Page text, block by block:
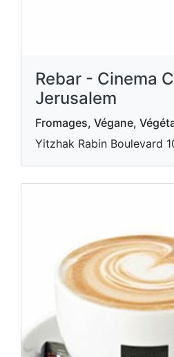
Rebar - Cinema
Jerusalem
Fromages, Végane,
Yitzhak Rabin Boulevard